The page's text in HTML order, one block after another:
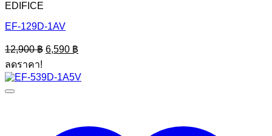
EDIFICE
EF-129D-1AV
12,900฿ Original
price
12,900 ฿.
6,590 ฿
price
6,590 ฿.
ลดราคา!